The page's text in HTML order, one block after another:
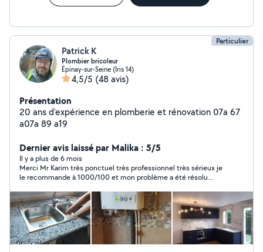
Particulier
Patrick K
Plombier bricoleur
Épinay-sur-Seine (Iris 14)
4,5/5 (48 avis)
Présentation
20 ans d'expérience en plomberie et rénovation 07a 67
a07a 89 a19
Dernier avis laissé par Malika : 5/5
Il y a plus de 6 mois
Merci Mr Karim très ponctuel très professionnel très sérieux je
le recommande à 1000/100 et mon problème a été résolu